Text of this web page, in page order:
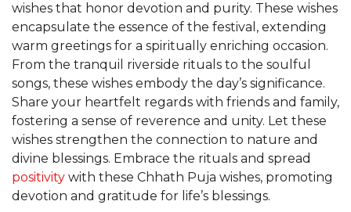
wishes that honor devotion and purity. These wishes
encapsulate the essence of the festival, extending
warm greetings for a spiritually enriching occasion.
From the tranquil riverside rituals to the soulful
songs, these wishes embody the day’s significance.
Share your heartfelt regards with friends and family,
fostering a sense of reverence and unity. Let these
wishes strengthen the connection to nature and
divine blessings. Embrace the rituals and spread
positivity with these Chhath Puja wishes, promoting
devotion and gratitude for life’s blessings.